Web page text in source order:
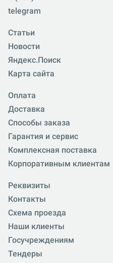
telegram
Статьи
Новости
Яндекс.Поиск
Карта сайта
Оплата
Доставка
Способы заказа
Гарантия и сервис
Комплексная поставка
Корпоративным клиентам
Реквизиты
Контакты
Схема проезда
Наши клиенты
Госучреждениям
Тендеры